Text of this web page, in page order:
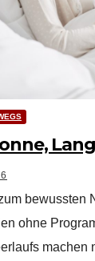
bewussten
ohne
machen